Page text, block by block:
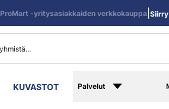
KUVASTOT Palvelut
ProMart -yritysasiakkaiden verkkokauppa|